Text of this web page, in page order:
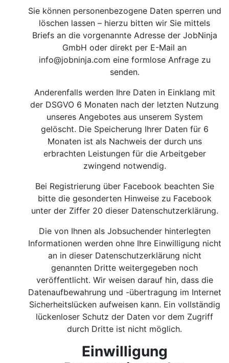
Sie können personenbezogene Daten sperren und
löschen lassen – hierzu bitten wir Sie mittels
Briefs an die vorgenannte Adresse der JobNinja
GmbH oder direkt per E-Mail an
info@jobninja.com eine formlose Anfrage zu
senden.
Anderenfalls werden Ihre Daten in Einklang mit
der DSGVO 6 Monaten nach der letzten Nutzung
unseres Angebotes aus unserem System
gelöscht. Die Speicherung Ihrer Daten für 6
Monaten ist als Nachweis der durch uns
erbrachten Leistungen für die Arbeitgeber
zwingend notwendig.
Bei Registrierung über Facebook beachten Sie
bitte die gesonderten Hinweise zu Facebook
unter der Ziffer 20 dieser Datenschutzerklärung.
Die von Ihnen als Jobsuchender hinterlegten
Informationen werden ohne Ihre Einwilligung nicht
an in dieser Datenschutzerklärung nicht
genannten Dritte weitergegeben noch
veröffentlicht. Wir weisen darauf hin, dass die
Datenaufbewahrung und -übertragung im Internet
Sicherheitslücken aufweisen kann. Ein vollständig
lückenloser Schutz der Daten vor dem Zugriff
durch Dritte ist nicht möglich.
Einwilligung